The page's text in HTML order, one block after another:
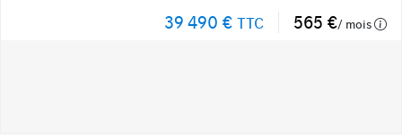
39 490 € TTC 565 €/ mois